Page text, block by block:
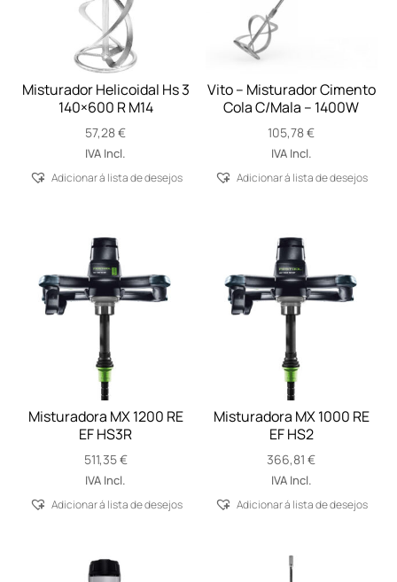
Misturador Helicoidal Hs 3
140×600 R M14
57,28€
IVA Incl.
Adicionar á lista de desejos
Vito – Misturador Cimento
Cola C/Mala – 1400W
105,78€
IVA Incl.
Adicionar á lista de desejos
Misturadora MX 1200 RE
EF HS3R
511,35€
IVA Incl.
Adicionar á lista de desejos
Misturadora MX 1000 RE
EF HS2
366,81€
IVA Incl.
Adicionar á lista de desejos